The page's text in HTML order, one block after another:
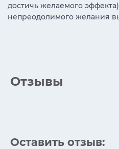
достичь желаемого
непреодолимого желания
Отзывы
Оставить отзыв: